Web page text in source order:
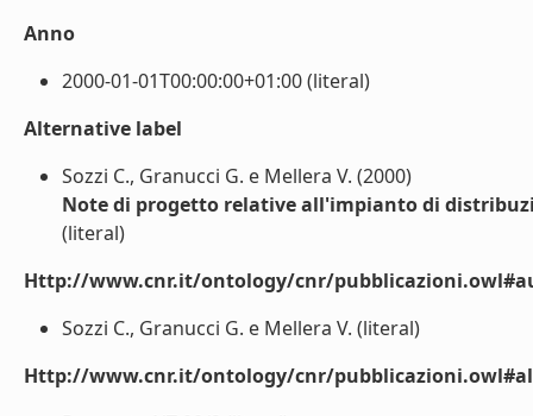
Anno
2000-01-01T00:00:00+01:00 (literal)
Alternative label
Sozzi C., Granucci G. e Mellera V. (2000)
Note di progetto relative all'impianto di
(literal)
Http://www.cnr.it/ontology/cnr/
Sozzi C., Granucci G. e Mellera V. (literal)
Http://www.cnr.it/ontology/cnr/